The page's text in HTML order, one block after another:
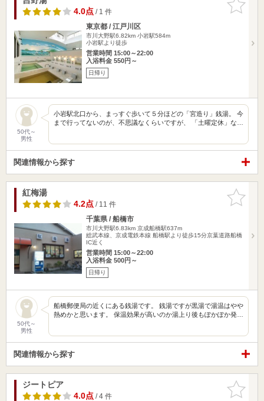
りに追加
4.0点/ 1 件
東京都 / 江戸川区
市川大野駅6.82km 小岩駅584m
小岩駅より徒歩
営業時間 15:00～22:00
入浴料金 550円～
日帰り
50代～
男性
小岩駅北口から、まっすぐ歩いて５分ほどの「宮造り」銭湯。 今
まで行ってないのが、不思議なくらいですが、 「土曜定休」な…
関連情報から探す
お気に入
りに追加
紅梅湯
4.2点/ 11 件
千葉県 / 船橋市
市川大野駅6.83km 京成船橋駅637m
総武本線、京成電鉄本線 船橋駅より徒歩15分京葉道路船橋
IC近く
営業時間 15:00～22:00
入浴料金 500円～
日帰り
50代～
男性
船橋郵便局の近くにある銭湯です。 銭湯ですが黒湯で湯温はやや
熱めかと思います。 保温効果が高いのか湯上り後もぽかぽか発…
関連情報から探す
お気に入
りに追加
ジートピア
4.0点/ 4 件